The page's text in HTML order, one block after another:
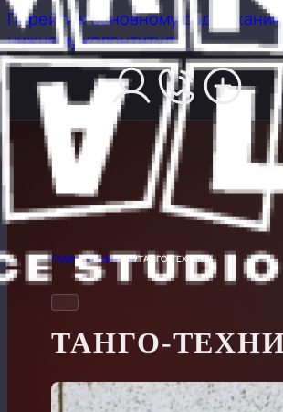
Перейти к основному содержанию
нижнему колонтитулу
ГЛАВНАЯ/НАБОРЫ/ТАНГО-ТЕХНИКИ
ТАНГО-